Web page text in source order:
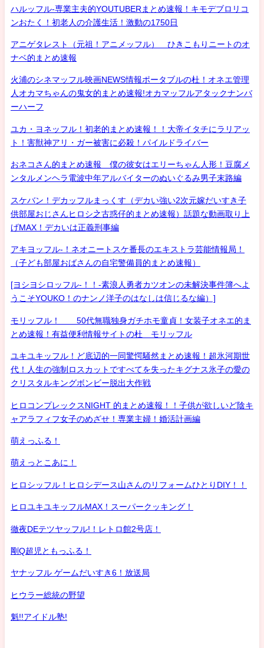
ハルッフル-専業主夫的YOUTUBERまとめ速報！キモデブロリコ
ンおたく！初老人の介護生活！激動の1750日
アニゲタレスト（元祖！アニメッフル） ひきこもりニートのオ
ナベ的まとめ速報
火浦のシネマッフル映画NEWS情報ポータブルの杜！オネエ管理
人オカマちゃんの鬼女的まとめ速報!オカマッフルアタックナンバ
ーハーフ
ユカ・ヨネッフル！初老的まとめ速報！！大帝イタチにラリアッ
ト！害獣神アリ・ガー被害に必殺！パイルドライバー
おネコさん的まとめ速報 僕の彼女はエリーちゃん人形！豆腐メ
ンタルメンヘラ電波中年アルバイターのぬいぐるみ男子末路編
スケバン！デカッフルまっくす（デカい強い2次元嫁だいすき子
供部屋おじさんヒロシ之古惑仔的まとめ速報）話題な動画取り上
げMAX！デカいは正義刑事編
アキヨッフル-！ネオニートスケ番長のエキストラ芸能情報局！
（子ども部屋おばさんの自宅警備員的まとめ速報）
[ヨシヨシロッフル-！！-素浪人勇者カツオンの未解決事件簿へよ
うこそYOUKO！のナンノ洋子のはなしは信じるな編）]
モリッフル！ 50代無職独身ガチホモ童貞！女装子オネエ的ま
とめ速報！有益便利情報サイトの杜 モリッフル
ユキユキッフル！ど底辺的一同驚愕騒然まとめ速報！超氷河期世
代！人生の強制ロスカットですべてを失ったキグナス氷子の愛の
クリスタルキングボンビー脱出大作戦
ヒロコンプレックスNIGHT 的まとめ速報！！子供が欲しいど陰キ
ャアラフィフ女子のめざせ！専業主婦！婚活計画編
萌えっふる！
萌えっとこあに！
ヒロシッフル！ヒロシデース山さんのリフォームひとりDIY！！
ヒロユキユキッフルMAX！スーパークッキング！
徹夜DEテツヤッフル!！レトロ館2号店！
剛Q超児ともっふる！
ヤナッフル ゲームだいすき6！放送局
ヒウラー総統の野望
魁!!アイドル塾!